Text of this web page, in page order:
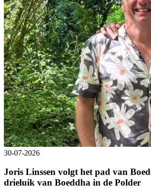
30-07-2026
Joris Linssen volgt het pad van
drieluik van Boeddha in de Polder